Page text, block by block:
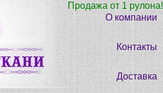
Продажа от 1 рулона!
О компании
Контакты
Доставка